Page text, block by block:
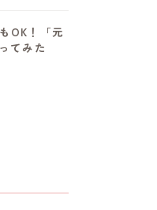
OK！「元
てみた